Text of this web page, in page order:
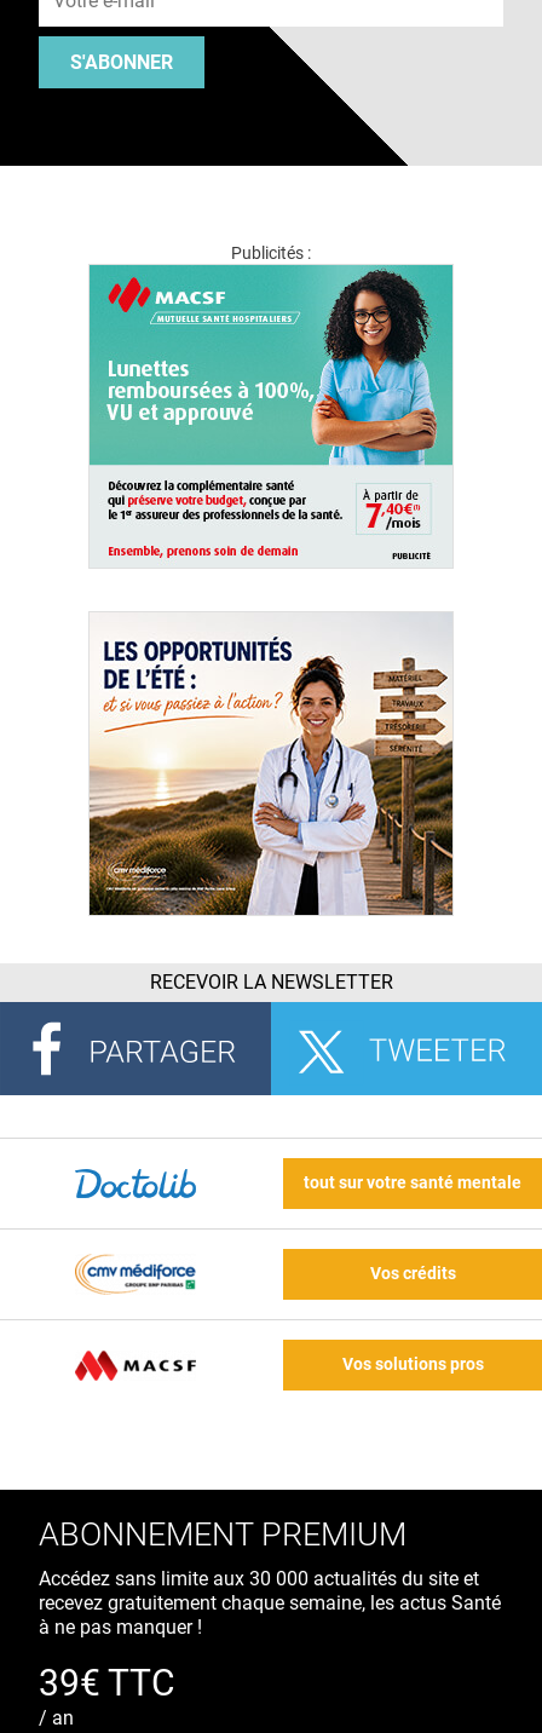
S'ABONNER
Publicités :
RECEVOIR LA NEWSLETTER
tout sur votre santé mentale
Vos crédits
Vos solutions pros
ABONNEMENT PREMIUM
Accédez sans limite aux 30 000 actualités du site et
recevez gratuitement chaque semaine, les actus Santé
à ne pas manquer !
39€ TTC
/ an